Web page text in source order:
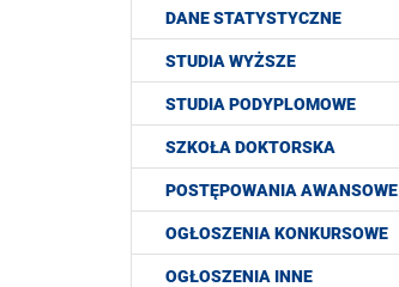
DANE STATYSTYCZNE
STUDIA WYŻSZE
STUDIA PODYPLOMOWE
SZKOŁA DOKTORSKA
POSTĘPOWANIA AWANSOWE
OGŁOSZENIA KONKURSOWE
OGŁOSZENIA INNE